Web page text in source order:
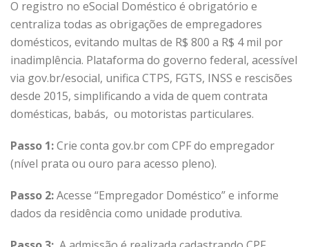
O registro no eSocial Doméstico é obrigatório e
centraliza todas as obrigações de empregadores
domésticos, evitando multas de R$ 800 a R$ 4 mil por
inadimplência. Plataforma do governo federal, acessível
via gov.br/esocial, unifica CTPS, FGTS, INSS e rescisões
desde 2015, simplificando a vida de quem contrata
domésticas, babás, ou motoristas particulares.
Passo 1:Crie conta gov.br com CPF do empregador
(nível prata ou ouro para acesso pleno).
Passo 2:Acesse “Empregador Doméstico” e informe
dados da residência como unidade produtiva.